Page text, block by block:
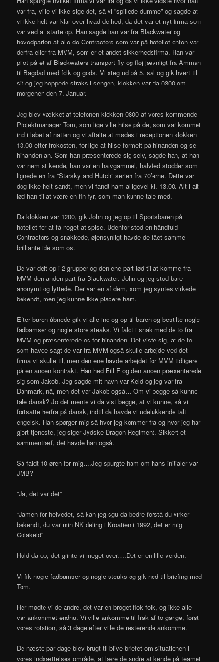
var fra, ville vi ikke sige det, så vi ”spillede dumme” og sagde at
vi ikke helt var klar over hvad de hed, da det var et nyt firma som
var ved at starte op. Han sagde han var fra Blackwater og
hovedparten af alle de Contractors som var på hotellet enten var
derfra eller fra MVM, som er et andet sikkerhedsfirma. Han var
pilot på et af Blackwaters transport fly og fløj jævnligt fra Amman
til Bagdad med folk og gods. Vi steg ud på 5. sal og gik hvert til
sit og jeg hoppede straks i sengen, klokken var da 0300 om
morgenen den 7. Januar.
Jeg blev vækket af telefonen klokken 0800 af vores kommende
Projektmanager Tom, som lige ville hilse på de, som var kommet
ind i løbet af natten og vi aftalte at mødes i receptionen klokken
13.00 efter frokosten, for lige at hilse formelt på hinanden og se
hinanden an. Som han præsenterede sig selv, sagde han, at han
var nem at kende, han var en halvgammel, halvfed stodder som
lignede en fra ”Starsky and Hutch” serien fra 70’erne. Dette var
dog ikke helt sandt, men vi fandt ham alligevel kl. 13.00. Alt i alt
lød han til at være en fin fyr, som man kunne tale med.
Da klokken var 1200, gik John og jeg op til Sportsbaren på
hotellet for at få noget at spise. Udenfor stod en håndfuld
Contractors og snakkede, øjensynligt havde de fået samme
brilliante ide som os.
De var delt op i 2 grupper og den ene part lød til at komme fra
MVM den anden part fra Blackwater. John og jeg stod bare
anonymt og lyttede. Der var en af dem, som jeg syntes virkede
bekendt, men jeg kunne ikke placere ham.
Efter baren åbnede gik vi alle ind og op til baren og bestilte nogle
fadbamser og nogle store steaks. Vi faldt i snak med de to fra
MVM og præsenterede os for hinanden. Det viste sig, at de to
som havde sagt de var fra MVM også skulle arbejde ved det
firma vi skulle til, men den ene havde arbejdet for MVM tidligere
på en anden kontrakt. Han hed Bill F og den anden præsenterede
sig som Jakob. Jeg sagde mit navn var Keld og jeg var fra
Danmark, nå, men det var Jakob også… Om vi begge så kunne
tale dansk? Jo det mente vi da vist begge, at vi kunne, så vi
fortsatte herfra på dansk, indtil da havde vi udelukkende talt
engelsk. Han spørger mig så hvor jeg kommer fra og hvor jeg har
gjort tjeneste, jeg siger Jydske Dragon Regiment. Sikkert et
sammentræf, det havde han også.
Så faldt 10 øren for mig….Jeg spurgte ham om hans initialer var
JMB?
”Ja, det var det”
”Jamen for helvedet, så kan jeg sgu da bedre forstå du virker
bekendt, du var min NK deling i Kroatien i 1992, det er mig
Colakeld”
Hold da op, det grinte vi meget over….Det er en lille verden.
Vi fik nogle fadbamser og nogle steaks og gik ned til briefing med
Tom.
Her mødte vi de andre, det var en broget flok folk, og ikke alle
var ankommet endnu. Vi ville ankomme til Irak af to gange, først
vores rotation, så 3 dage efter ville de resterende ankomme.
De næste par dage blev brugt til blive briefet om situationen i
vores indsættelses område, at lære de andre at kende på teamet